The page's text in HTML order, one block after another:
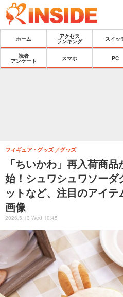
ホーム
アクセス
ランキング
スイッ
読者
アンケート
スマホ PC
「ちいかわ」再入荷商
始！シュワシュワソーダ
ットなど、注目のアイテ
画像
フィギュア・グッズ グッズ
2026.5.13 Wed 10:45